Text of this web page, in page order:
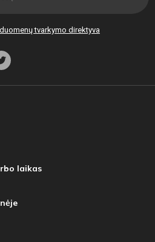
tvarkymo direktyva
laikas